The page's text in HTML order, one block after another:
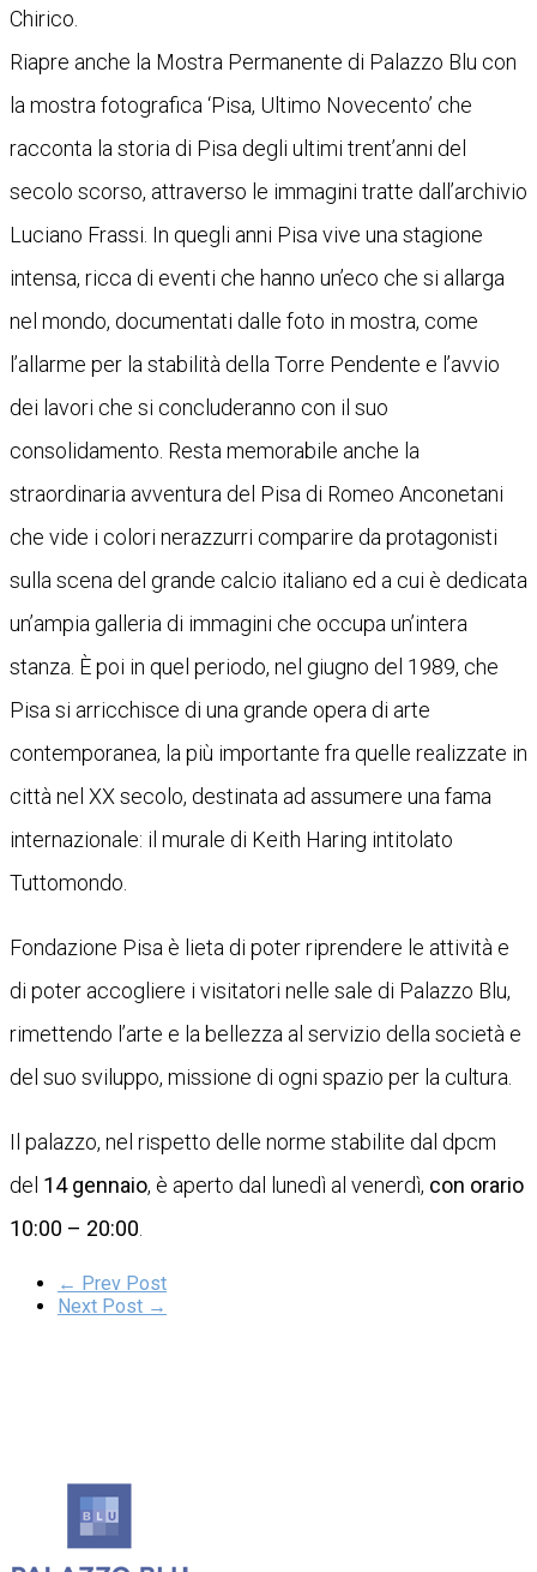
Chirico.
Riapre anche la Mostra Permanente di Palazzo Blu con
la mostra fotografica ‘Pisa, Ultimo Novecento’ che
racconta la storia di Pisa degli ultimi trent’anni del
secolo scorso, attraverso le immagini tratte dall’archivio
Luciano Frassi. In quegli anni Pisa vive una stagione
intensa, ricca di eventi che hanno un’eco che si allarga
nel mondo, documentati dalle foto in mostra, come
l’allarme per la stabilità della Torre Pendente e l’avvio
dei lavori che si concluderanno con il suo
consolidamento. Resta memorabile anche la
straordinaria avventura del Pisa di Romeo Anconetani
che vide i colori nerazzurri comparire da protagonisti
sulla scena del grande calcio italiano ed a cui è dedicata
un’ampia galleria di immagini che occupa un’intera
stanza. È poi in quel periodo, nel giugno del 1989, che
Pisa si arricchisce di una grande opera di arte
contemporanea, la più importante fra quelle realizzate in
città nel XX secolo, destinata ad assumere una fama
internazionale: il murale di Keith Haring intitolato
Tuttomondo.
Fondazione Pisa è lieta di poter riprendere le attività e
di poter accogliere i visitatori nelle sale di Palazzo Blu,
rimettendo l’arte e la bellezza al servizio della società e
del suo sviluppo, missione di ogni spazio per la cultura.
Il palazzo, nel rispetto delle norme stabilite dal dpcm
del 14 gennaio, è aperto dal lunedì al venerdì, con orario
10:00 – 20:00
← Prev Post
Next Post →